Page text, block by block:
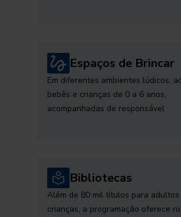
Espaços de Brincar
Em diferentes ambientes lúdicos,
bebês e crianças de 0 a 6 anos,
acompanhadas de responsável
Bibliotecas
Além de 80 mil títulos para adultos
crianças, a programação oferece